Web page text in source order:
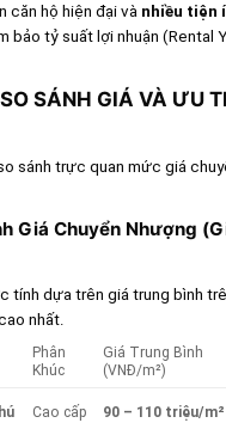
căn hộ hiện đại và nhiều tiện
bảo tỷ suất lợi nhuận (Rental
SÁNH GIÁ VÀ ƯU
sánh trực quan mức giá
Giá Chuyển Nhượng
tính dựa trên giá trung bình
nhất.
Phân
Khúc
Giá Trung Bình
(VNĐ/m²)
Cao cấp 90 – 110 triệu/m²